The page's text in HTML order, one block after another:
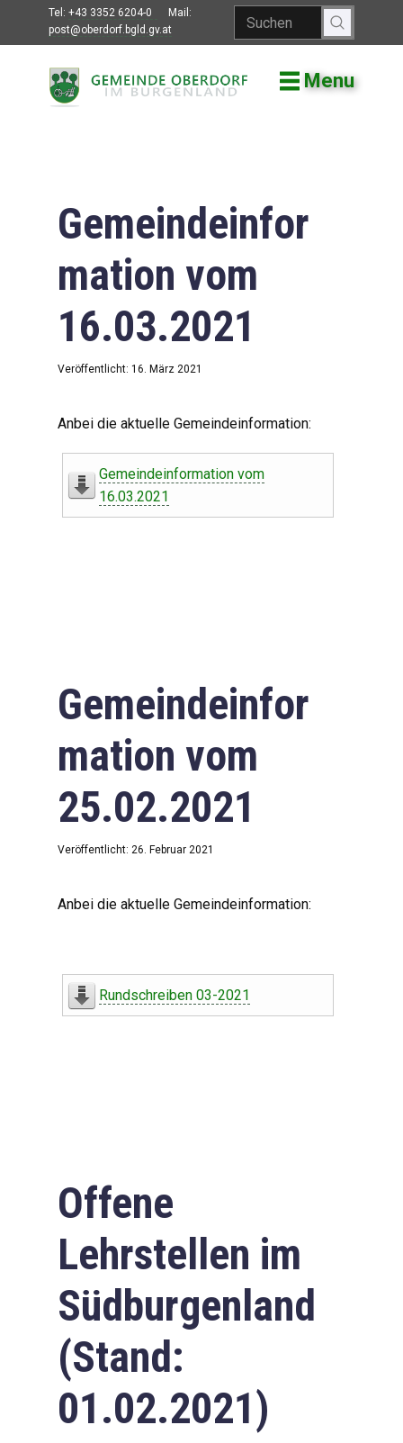
Tel: +43 3352 6204-0
Mail:
post@oberdorf.bgld.gv.at
Menu
Willkommen
Gemeindeamt
Gemeinderat
Bildung
Vereine
Leben in Oberdorf
Downloads
Impressum
Datenschutzerklärung
Gemeindeinfor
mation vom
16.03.2021
Veröffentlicht: 16. März 2021
Anbei die aktuelle Gemeindeinformation:
Gemeindeinformation vom
16.03.2021
Gemeindeinfor
mation vom
25.02.2021
Veröffentlicht: 26. Februar 2021
Anbei die aktuelle Gemeindeinformation:
Rundschreiben 03-2021
Offene
Lehrstellen im
Südburgenland
(Stand:
01.02.2021)